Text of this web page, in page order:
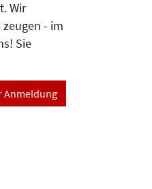
Wir
- im
Sie
Anmeldung